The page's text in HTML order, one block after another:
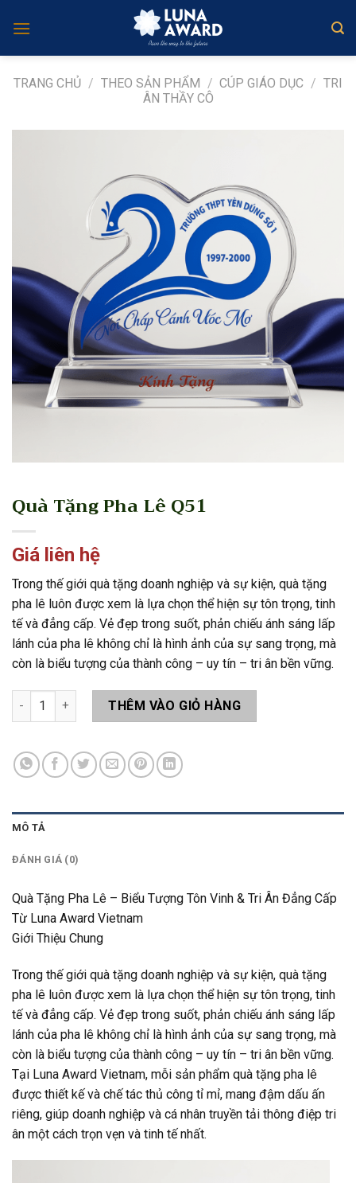
TRANG CHỦ / THEO SẢN PHẨM / CÚP GIÁO DỤC / TRI
ÂN THẦY CÔ
Quà Tặng Pha Lê Q51
Giá liên hệ
Trong thế giới quà tặng doanh nghiệp và sự kiện, quà tặng
pha lê luôn được xem là lựa chọn thể hiện sự tôn trọng, tinh
tế và đẳng cấp. Vẻ đẹp trong suốt, phản chiếu ánh sáng lấp
lánh của pha lê không chỉ là hình ảnh của sự sang trọng, mà
còn là biểu tượng của thành công – uy tín – tri ân bền vững.
Quà Tặng Pha Lê Q51 số lượng
THÊM VÀO GIỎ HÀNG
MÔ TẢ
ĐÁNH GIÁ (0)
Quà Tặng Pha Lê – Biểu Tượng Tôn Vinh & Tri Ân Đẳng Cấp
Từ Luna Award Vietnam
Giới Thiệu Chung
Trong thế giới quà tặng doanh nghiệp và sự kiện, quà tặng
pha lê luôn được xem là lựa chọn thể hiện sự tôn trọng, tinh
tế và đẳng cấp. Vẻ đẹp trong suốt, phản chiếu ánh sáng lấp
lánh của pha lê không chỉ là hình ảnh của sự sang trọng, mà
còn là biểu tượng của thành công – uy tín – tri ân bền vững.
Tại Luna Award Vietnam, mỗi sản phẩm quà tặng pha lê
được thiết kế và chế tác thủ công tỉ mỉ, mang đậm dấu ấn
riêng, giúp doanh nghiệp và cá nhân truyền tải thông điệp tri
ân một cách trọn vẹn và tinh tế nhất.